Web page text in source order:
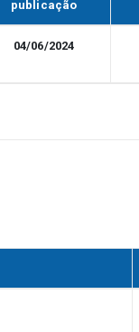
publicação
04/06/2024